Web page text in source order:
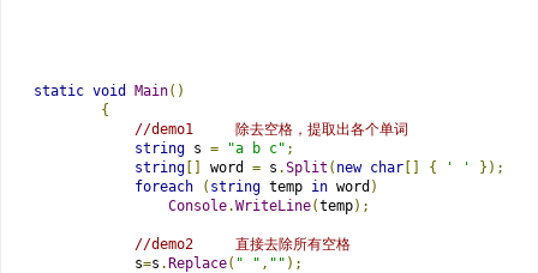
static void Main()
{
//demo1     除去空格，提取出各个单词
string s = "a b c" ;
string
word = s .Split ( new char { ' '
});
foreach
( string temp in word )
Console.WriteLine(temp);
//demo2     直接去除所有空格
            s
=s . Replace( " " , "" );